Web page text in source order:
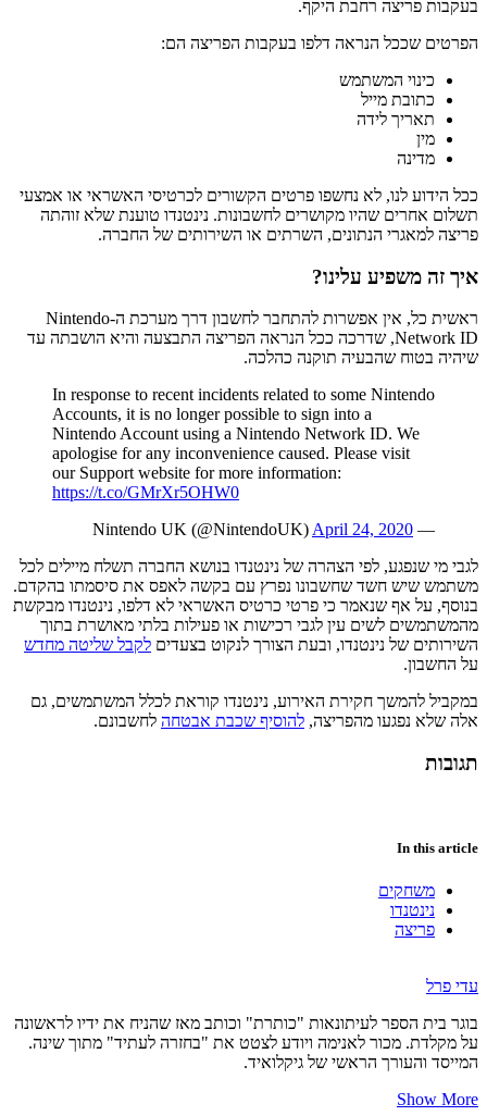
בעקבות פריצה רחבת היקף.
הפרטים שככל הנראה דלפו בעקבות הפריצה הם:
כינוי המשתמש
כתובת מייל
תאריך לידה
מין
מדינה
ככל הידוע לנו, לא נחשפו פרטים הקשורים לכרטיסי האשראי או אמצעי
תשלום אחרים שהיו מקושרים לחשבונות. נינטנדו טוענת שלא זוהתה
פריצה למאגרי הנתונים, השרתים או השירותים של החברה.
איך זה משפיע עלינו?
ראשית כל, אין אפשרות להתחבר לחשבון דרך מערכת ה-Nintendo
Network ID, שדרכה ככל הנראה הפריצה התבצעה והיא הושבתה עד
שיהיה בטוח שהבעיה תוקנה כהלכה.
In response to recent incidents related to some Nintendo
Accounts, it is no longer possible to sign into a
Nintendo Account using a Nintendo Network ID. We
apologise for any inconvenience caused. Please visit
our Support website for more information:
https://t.co/GMrXr5OHW0
— Nintendo UK (@NintendoUK)
April 24, 2020
לגבי מי שנפגע, לפי הצהרה של נינטנדו בנושא החברה תשלח מיילים לכל
משתמש שיש חשד שחשבונו נפרץ עם בקשה לאפס את סיסמתו בהקדם.
בנוסף, על אף שנאמר כי פרטי כרטיס האשראי לא דלפו, נינטנדו מבקשת
מהמשתמשים לשים עין לגבי רכישות או פעילות בלתי מאושרת בתוך
השירותים של נינטנדו, ובעת הצורך לנקוט בצעדים לקבל שליטה מחדש
על החשבון.
במקביל להמשך חקירת האירוע, נינטנדו קוראת לכלל המשתמשים, גם
אלה שלא נפגעו מהפריצה, להוסיף שכבת אבטחה לחשבונם.
תגובות
In this article
משחקים
נינטנדו
פריצה
עדי פרל
בוגר בית הספר לעיתונאות "כותרת" וכותב מאז שהניח את ידיו לראשונה
על מקלדת. מכור לאנימה ויודע לצטט את "בחזרה לעתיד" מתוך שינה.
המייסד והעורך הראשי של גיקלואיד.
Show More